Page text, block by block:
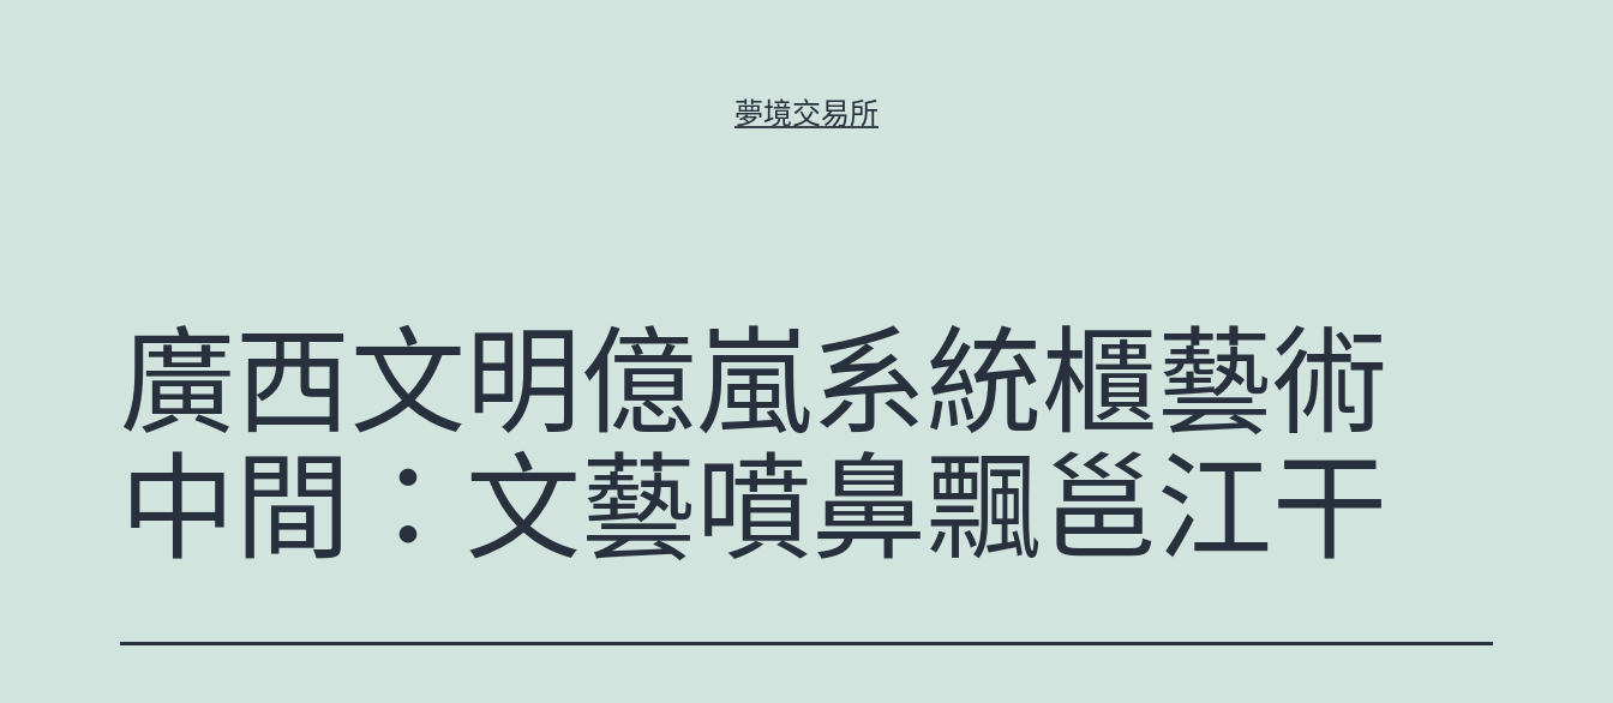
夢境交易所
廣西文明億嵐系統櫃藝術
中間：文藝噴鼻飄邕江干